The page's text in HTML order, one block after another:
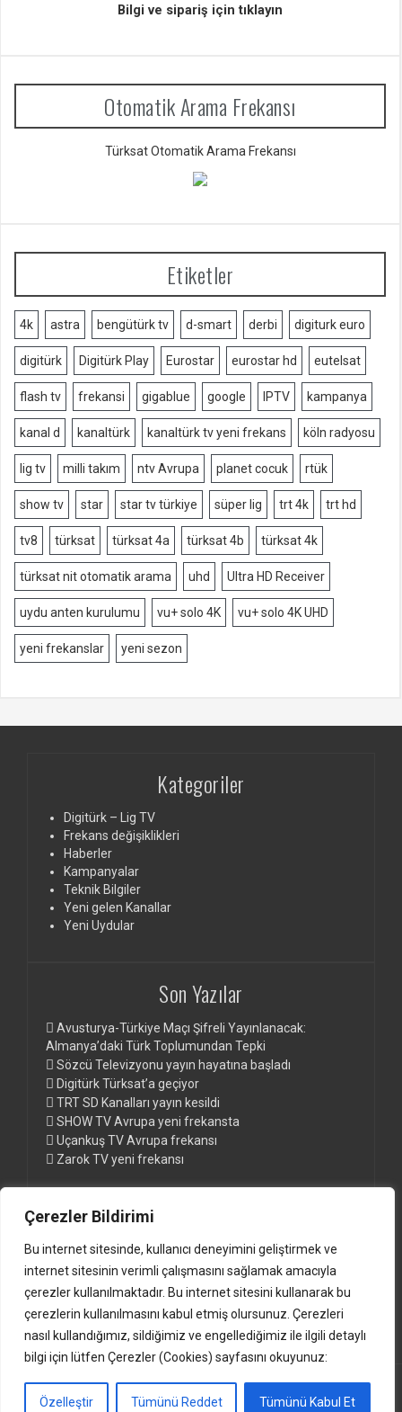
Çerezler Bildirimi
Bu internet sitesinde, kullanıcı deneyimini geliştirmek ve
internet sitesinin verimli çalışmasını sağlamak amacıyla
çerezler kullanılmaktadır. Bu internet sitesini kullanarak bu
çerezlerin kullanılmasını kabul etmiş olursunuz. Çerezleri
nasıl kullandığımız, sildiğimiz ve engellediğimiz ile ilgili detaylı
bilgi için lütfen Çerezler (Cookies) sayfasını okuyunuz:
Özelleştir Tümünü Reddet Tümünü Kabul Et
Bilgi ve sipariş için tıklayın
Otomatik Arama Frekansı
Türksat Otomatik Arama Frekansı
Etiketler
4k astra bengütürk tv d-smart derbi digiturk euro
digitürk Digitürk Play Eurostar eurostar hd eutelsat
flash tv frekansi gigablue google IPTV kampanya
kanal d kanaltürk kanaltürk tv yeni frekans köln radyosu
lig tv milli takım ntv Avrupa planet cocuk rtük
show tv star star tv türkiye süper lig trt 4k trt hd
tv8 türksat türksat 4a türksat 4b türksat 4k
türksat nit otomatik arama uhd Ultra HD Receiver
uydu anten kurulumu vu+ solo 4K vu+ solo 4K UHD
yeni frekanslar yeni sezon
Kategoriler
Digitürk – Lig TV
Frekans değişiklikleri
Haberler
Kampanyalar
Teknik Bilgiler
Yeni gelen Kanallar
Yeni Uydular
Son Yazılar
Avusturya-Türkiye Maçı Şifreli Yayınlanacak:
Almanya’daki Türk Toplumundan Tepki
Sözcü Televizyonu yayın hayatına başladı
Digitürk Türksat’a geçiyor
TRT SD Kanalları yayın kesildi
SHOW TV Avrupa yeni frekansta
Uçankuş TV Avrupa frekansı
Zarok TV yeni frekansı
Digitürk Euro ve Digitürk Play Paketleri
Digitürk Kanal Listesi ve Frekansları
Güncel Türksat Frekansları www.anten.de
(c)2000-2024 www.anten.de |Impressum